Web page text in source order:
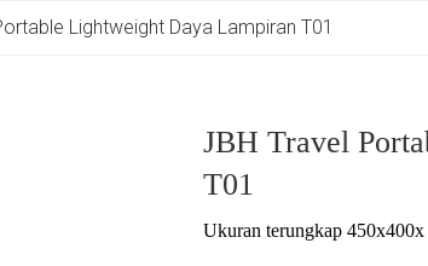
Lightweight Daya Lampiran T01
JBH Travel
T01
Ukuran terungkap